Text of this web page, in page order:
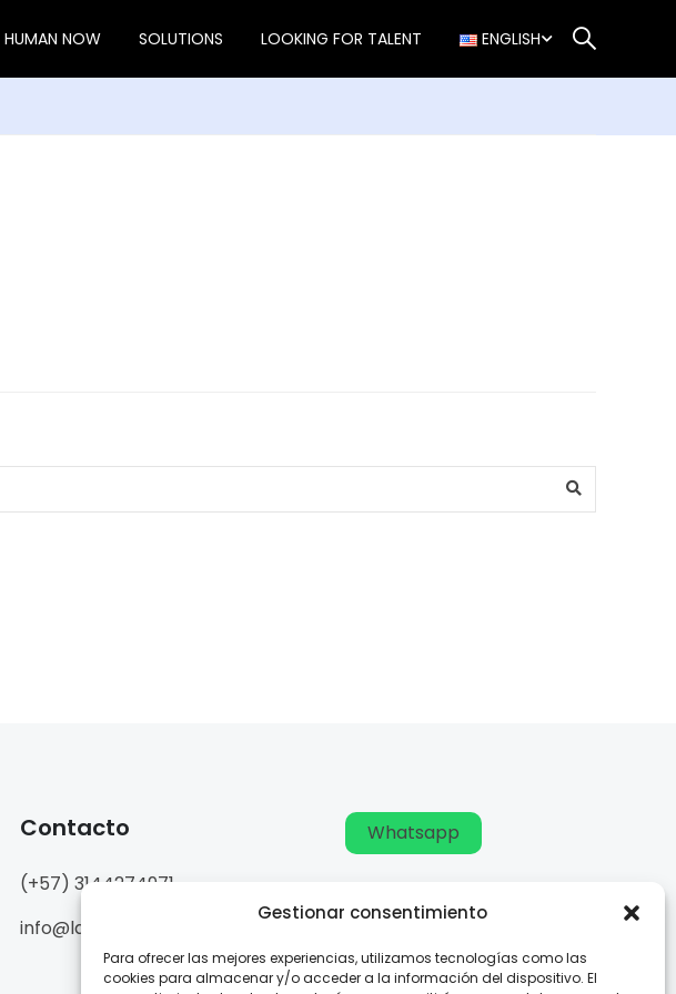
Gestionar consentimiento
Para ofrecer las mejores experiencias, utilizamos tecnologías como las
cookies para almacenar y/o acceder a la información del dispositivo. El
HUMAN NOW SOLUTIONS LOOKING FOR TALENT ENGLISH
Contacto
(+57) 3144274971
info@ladralo.com
Whatsapp